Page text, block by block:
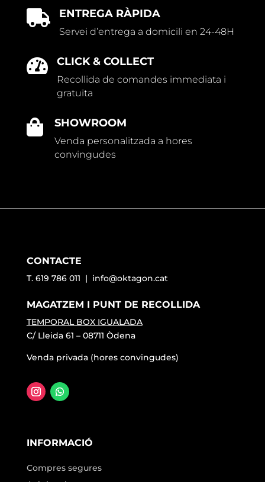
 ENTREGA RÀPIDA
Servei d’entrega a domicili en 24-48H
 CLICK & COLLECT
Recollida de comandes immediata i
gratuïta
 SHOWROOM
Venda personalitzada a hores
convingudes
CONTACTE
T. 619 786 011 | info@oktagon.cat
MAGATZEM I PUNT DE RECOLLIDA
TEMPORAL BOX IGUALADA
C/ Lleida 61 – 08711 Òdena
Venda privada (hores convingudes)
INFORMACIÓ
Compres segures